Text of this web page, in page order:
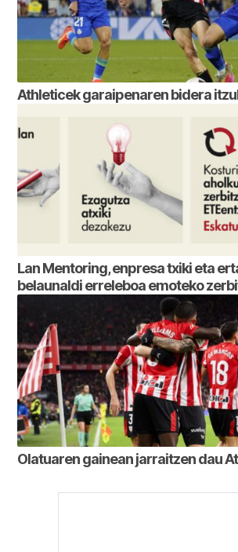
Athleticek garaipenaren bidera
Lan Mentoring, enpresa txiki eta
belaunaldi erreleboa emoteko
Olatuaren gainean jarraitzen dau